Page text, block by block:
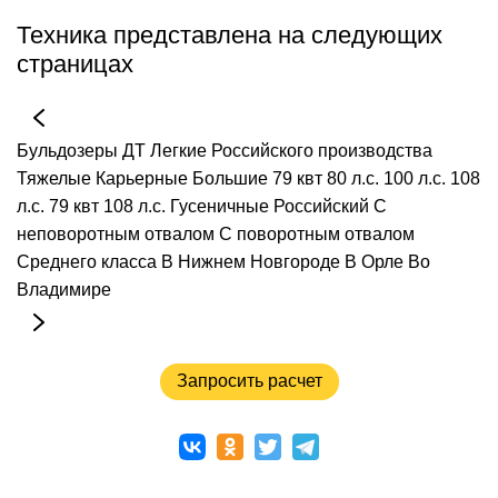
Техника представлена на следующих
страницах
Бульдозеры ДТ Легкие Российского производства
Тяжелые Карьерные Большие 79 квт 80 л.с. 100 л.с. 108
л.с. 79 квт 108 л.с. Гусеничные Российский С
неповоротным отвалом С поворотным отвалом
Среднего класса В Нижнем Новгороде В Орле Во
Владимире
Запросить расчет